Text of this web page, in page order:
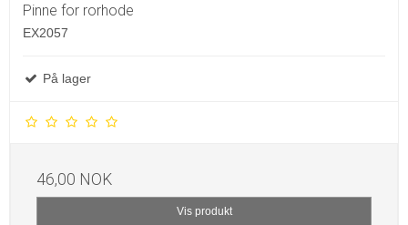
Pinne for rorhode
EX2057
På lager
46,00 NOK
Vis produkt